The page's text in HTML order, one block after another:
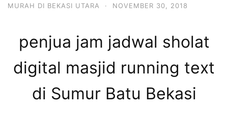
MURAH DI BEKASI UTARA
· NOVEMBER 30, 2018
penjua jam jadwal sholat
digital masjid running text
di Sumur Batu Bekasi